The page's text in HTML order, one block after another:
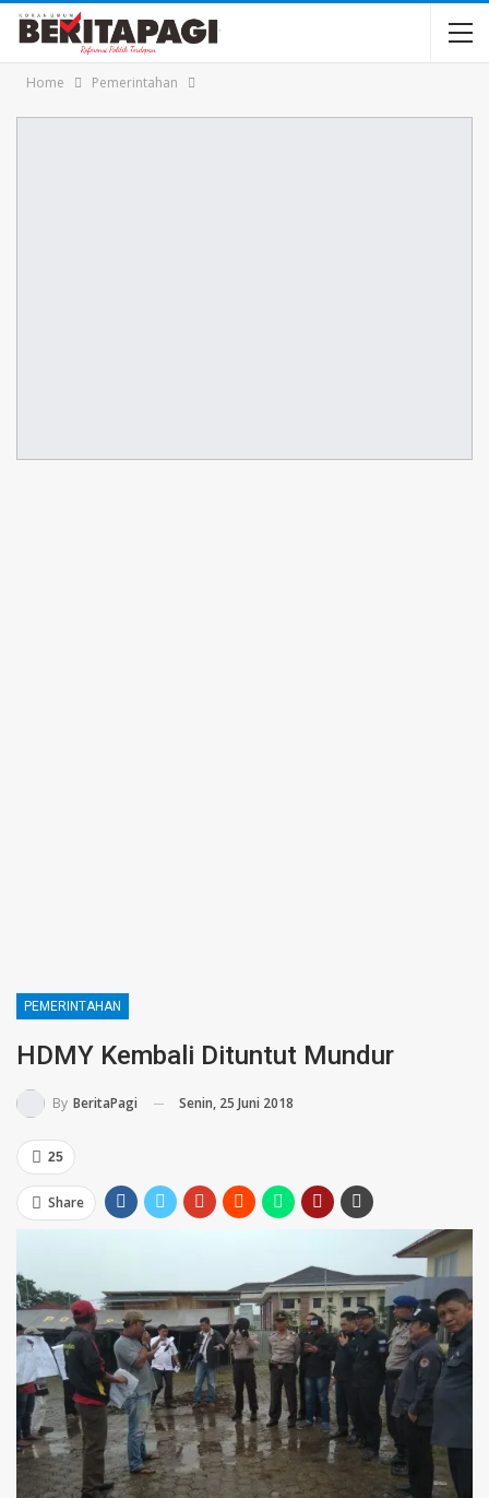
Home Pemerintahan
PEMERINTAHAN
HDMY Kembali Dituntut Mundur
By BeritaPagi Senin, 25 Juni 2018
25
Share